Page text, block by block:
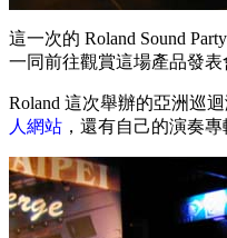
這一次的 Roland Sound
一同前往觀賞這場產品發表
Roland 這次舉辦的亞洲巡
人網站 ，還有自己的演奏